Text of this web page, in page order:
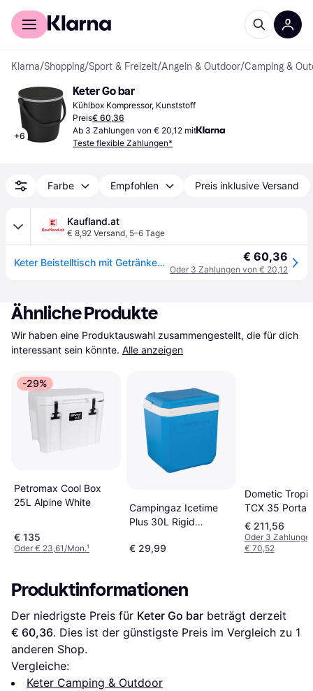
Für Shopper
Klarna/Shopping/Sport & Freizeit/Angeln & Outdoor/Camping &
+6
Keter Go bar
Kühlbox Kompressor, Kunststoff
Preis€ 60,36
Ab 3 Zahlungen von € 20,12 mit
Teste flexible Zahlungen*
Farbe Empfohlen Preis inklusive Versand
Kaufland.at
€ 8,92 Versand, 5–6 Tage
Keter Beistelltisch mit Getränkekühler Go Bar Weiß und Ozeanblau € 60,36
Oder 3 Zahlungen von € 20,12
Ähnliche Produkte
Wir haben eine Produktauswahl zusammengestellt, die für dich
interessant sein könnte. Alle anzeigen
-29%
Petromax Cool Box
25L Alpine White
€ 135
Oder € 23,61/Mon.¹
Campingaz Icetime
Plus 30L Rigid
€ 29,99
Dometic
TCX 35
Electric Cool
Black/Gray
€ 211,56
Oder 3
€ 70,52
Produktinformationen
Der niedrigste Preis für Keter Go bar
€ 60,36. Dies ist der günstigste Preis im Vergleich zu 1
anderen Shop.
Vergleiche:
Keter Camping & Outdoor